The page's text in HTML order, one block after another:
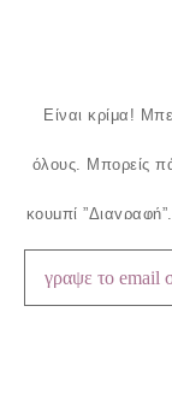
Είναι κρίμα!
όλους. Μπορείς
κουμπί